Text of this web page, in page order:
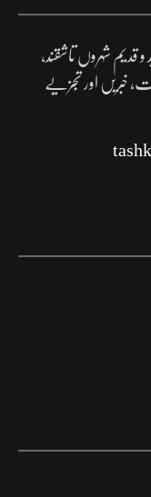
قدیم شہروں تاشقند،
خبریں اور تجزیے